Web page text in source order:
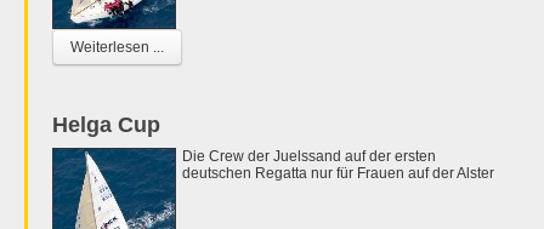
Weiterlesen ...
Helga Cup
Die Crew der Juelssand auf der ersten
deutschen Regatta nur für Frauen auf der Alster